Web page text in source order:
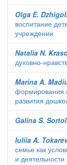
Olga E.
воспитание
учреждении
Natalia N.
духовно-
Marina A.
формирования
развития
Galina S.
Iuliia A.
семье как
и деятельности